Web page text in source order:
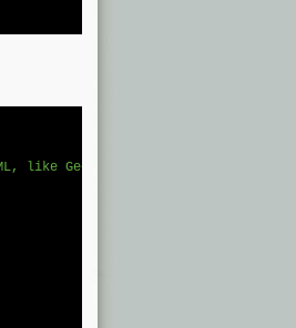
like Gecko) Chrome/58.0.3029.110